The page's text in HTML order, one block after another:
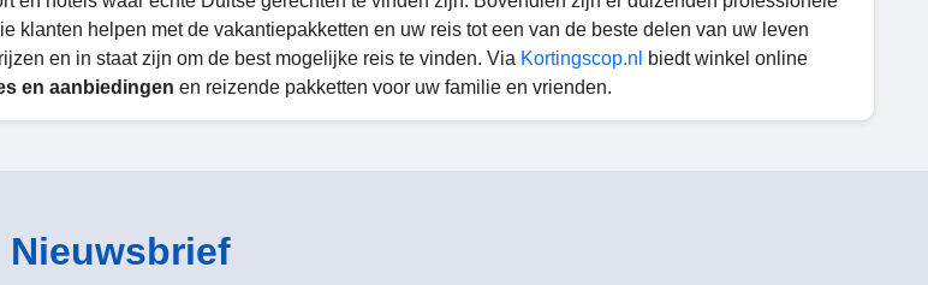
klanten helpen met de vakantiepakketten en uw reis tot een van de beste delen van uw leven
en in staat zijn om de best mogelijke reis te vinden. Via Kortingscop.nl
biedt winkel online
en aanbiedingen en reizende pakketten voor uw familie en vrienden.
Nieuwsbrief